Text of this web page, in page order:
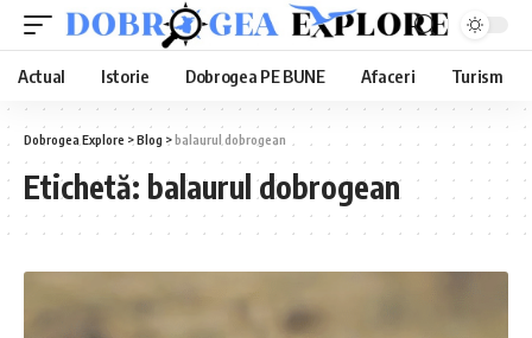
Actual Istorie Dobrogea PE BUNE Afaceri Turism
Dobrogea Explore >Blog >balaurul dobrogean
Etichetă: balaurul dobrogean